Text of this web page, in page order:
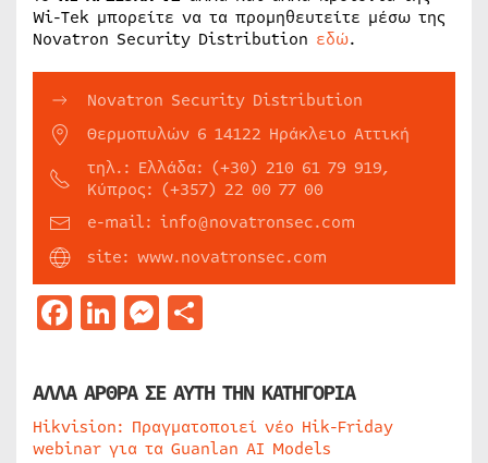
Wi-Tek μπορείτε να τα προμηθευτείτε μέσω της
Novatron Security Distribution εδώ.
Novatron Security Distribution
Θερμοπυλών 6 14122 Ηράκλειο Αττική
τηλ.: Ελλάδα: (+30) 210 61 79 919,
Κύπρος: (+357) 22 00 77 00
e-mail: info@novatronsec.com
site: www.novatronsec.com
Facebook
LinkedIn
Messenger
ΑΛΛΑ ΑΡΘΡΑ ΣΕ ΑΥΤΗ ΤΗΝ ΚΑΤΗΓΟΡΙΑ
Hikvision: Πραγματοποιεί νέο Hik-Friday
webinar για τα Guanlan AI Models